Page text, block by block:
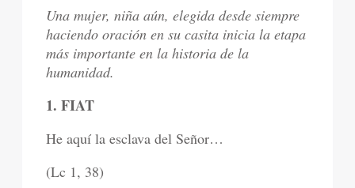
Una mujer, niña aún, elegida desde siempre
haciendo oración en su casita inicia la etapa
más importante en la historia de la
humanidad.
1. FIAT
He aquí la esclava del Señor…
(Lc 1, 38)